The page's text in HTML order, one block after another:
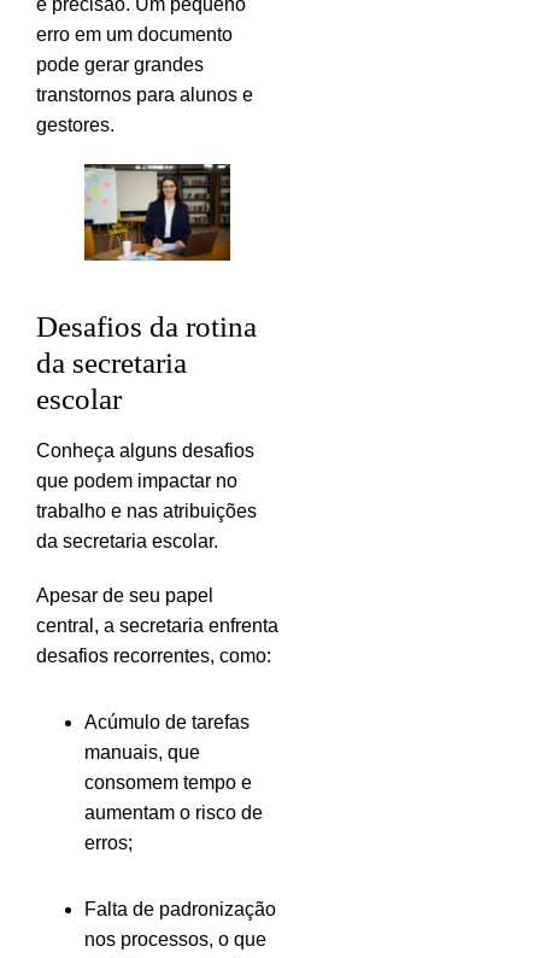
erro em um documento
pode gerar grandes
transtornos para alunos e
gestores.
Desafios da rotina
da secretaria
escolar
Conheça alguns desafios
que podem impactar no
trabalho e nas atribuições
da secretaria escolar.
Apesar de seu papel
central, a secretaria enfrenta
desafios recorrentes, como:
Acúmulo de tarefas
manuais, que
consomem tempo e
aumentam o risco de
erros;
Falta de padronização
nos processos, o que